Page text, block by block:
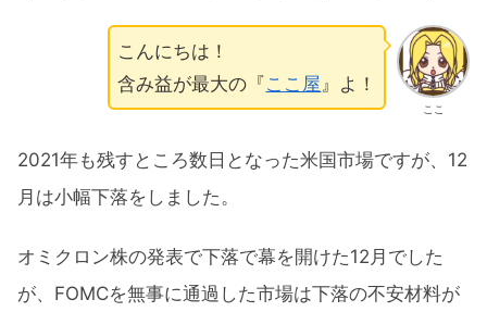
ここ
こんにちは！
含み益が最大の『 ここ屋』よ！
2021年も残すところ数日となった米国市場ですが、12
月は小幅下落をしました。
オミクロン株の発表で下落で幕を開けた12月でした
が、FOMCを無事に通過した市場は下落の不安材料が